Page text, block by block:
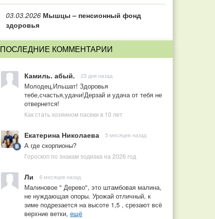
03.03.2026 Мышцы – пенсионный фонд
здоровья
ПОСЛЕДНИЕ КОММЕНТАРИИ
Камиль. абый. 23 дня назад
Молодец,Ильшат! Здоровья
тебе,счастья,удачи!Дерзай и удача от тебя не
отвернется!
Как стать хозяином пасеки в 10 лет
Екатерина Николаева 5 месяцев назад
А где скорпионы?
Гороскоп по знакам зодиака на 2026 год
Ли 6 месяцев назад
Малиновое " Дерево", это штамбовая малина,
не нуждающая опоры. Урожай отличный, к
зиме подрезается на высоте 1,5 , срезают всё
верхние ветки, ещё